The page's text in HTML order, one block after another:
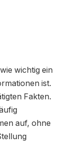
wichtig ein
ist.
Fakten.
auf, ohne